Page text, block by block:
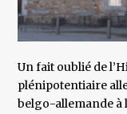
Un fait oublié de
plénipotentiaire
belgo-allemande à